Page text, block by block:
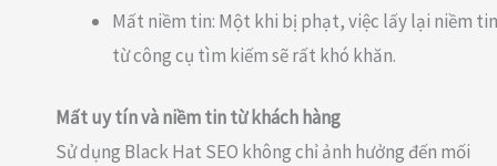
Mất niềm tin: Một khi bị phạt, việc lấy lại niềm tin
từ công cụ tìm kiếm sẽ rất khó khăn.
Mất uy tín và niềm tin từ khách hàng
Sử dụng Black Hat SEO không chỉ ảnh hưởng đến mối